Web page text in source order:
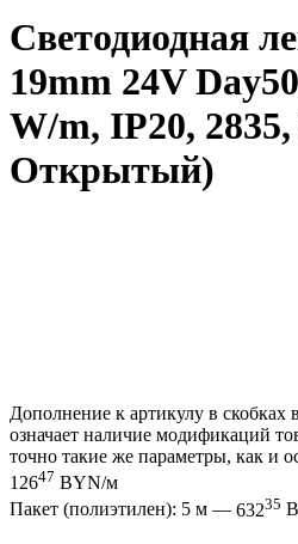
Светодиодная
19mm 24V
W/m, IP20,
Открытый)
Дополнение к артикулу в скобках
означает наличие модификаций
точно такие же параметры, как и
12647 BYN/м
Пакет (полиэтилен): 5 м — 63235